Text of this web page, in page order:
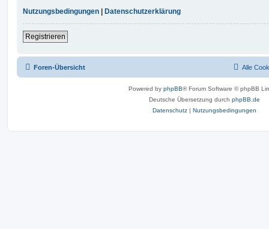
Nutzungsbedingungen
Datenschutzerklärung
Registrieren
Foren-Übersicht Alle
Powered by phpBB® Forum Software © phpBB
Deutsche Übersetzung durch phpBB.de
Datenschutz | Nutzungsbedingungen